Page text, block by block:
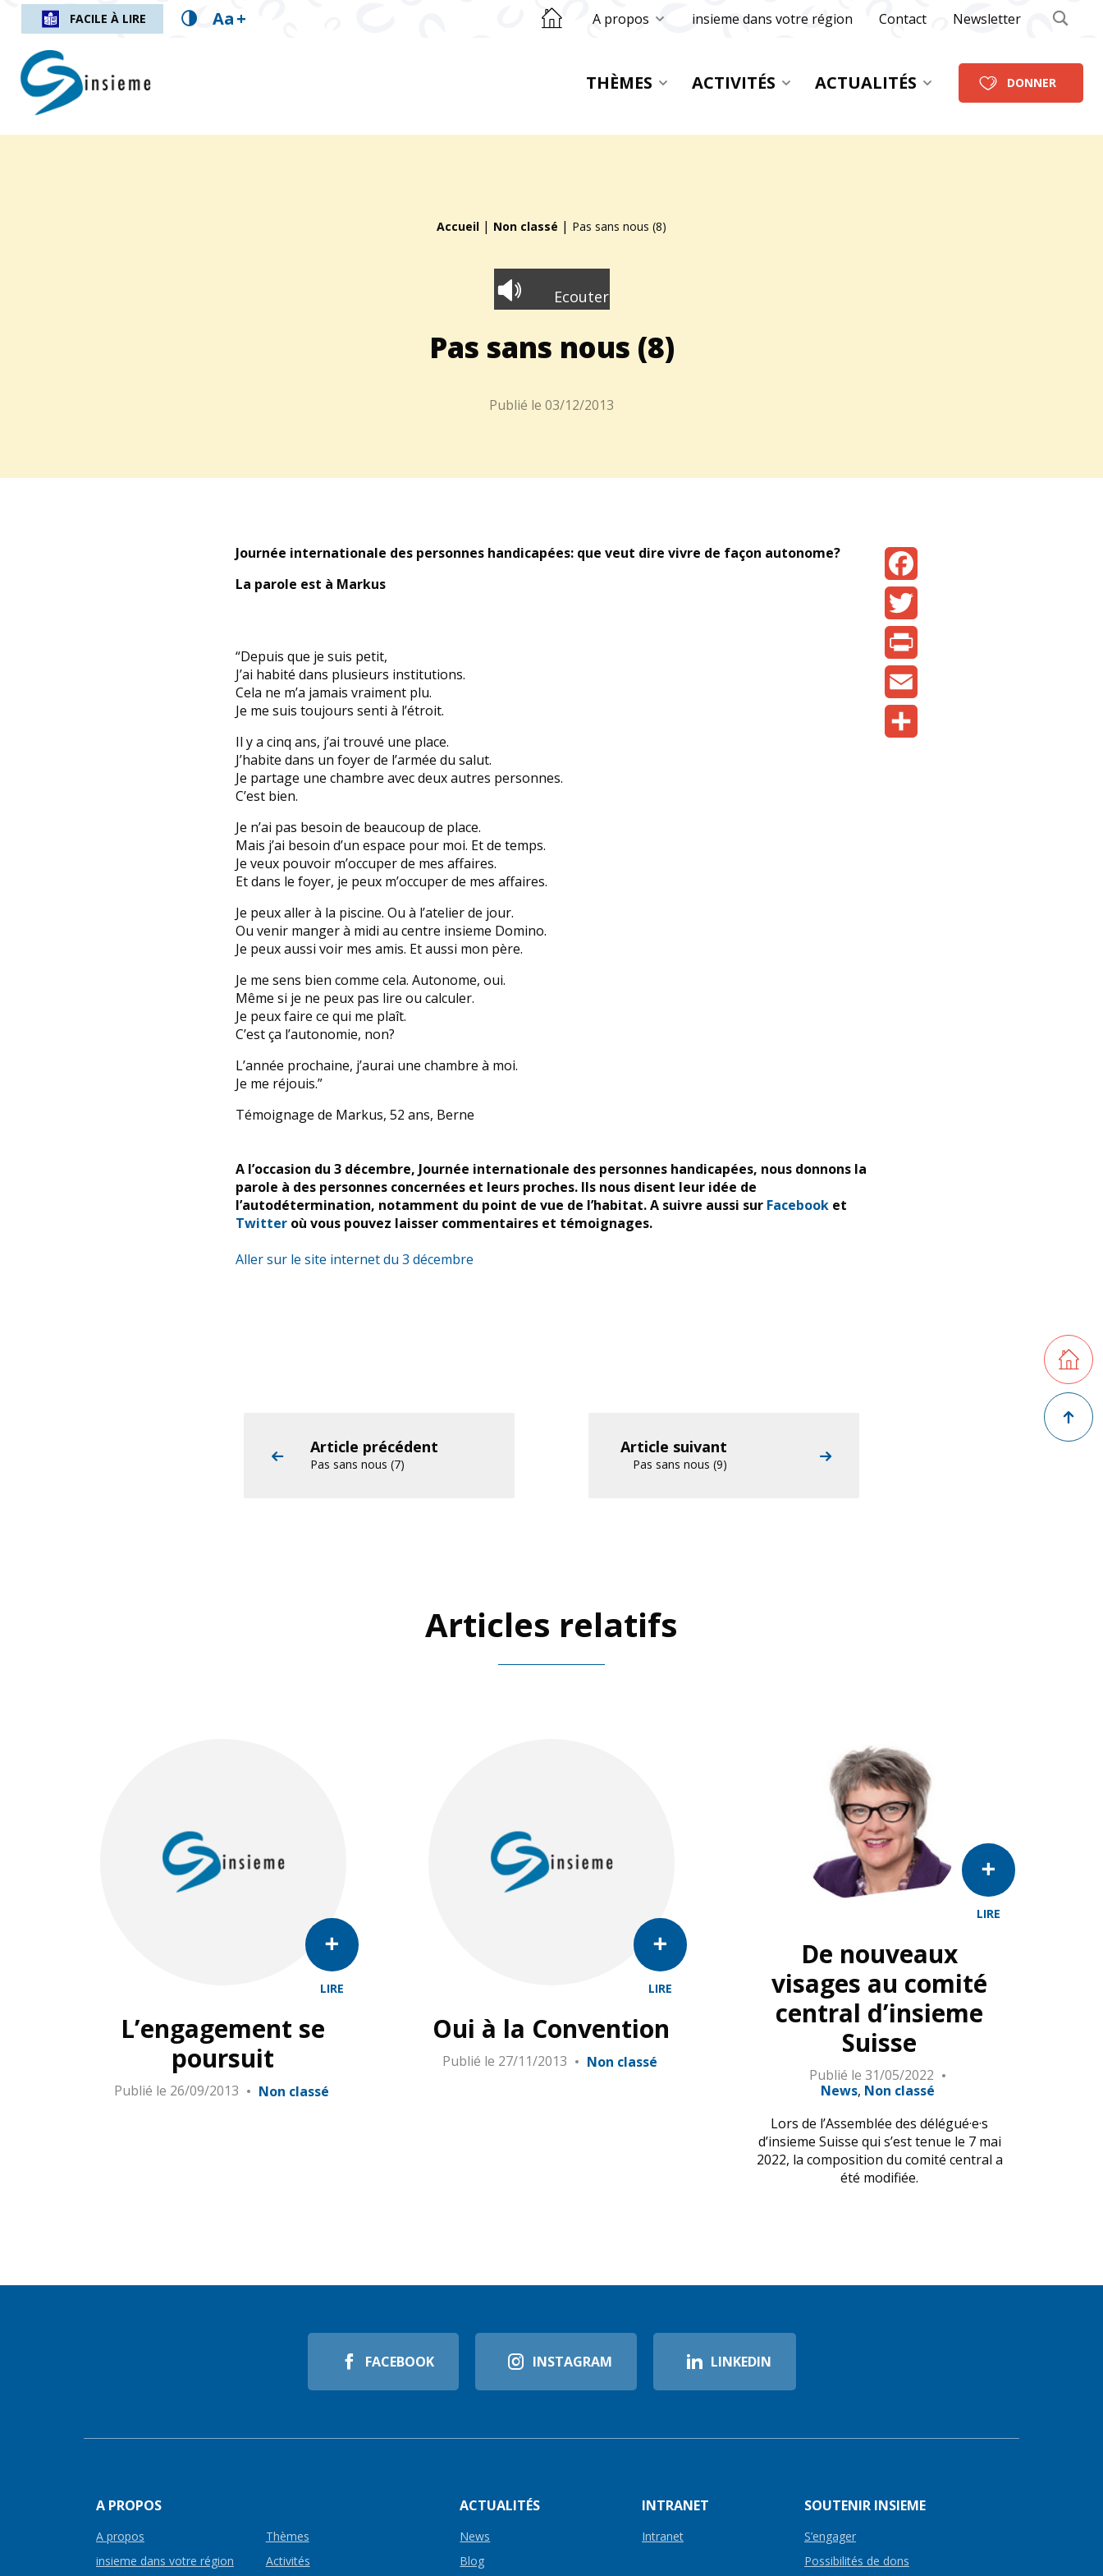
FACILE À LIRE Aa+ Retourner sur la page d'accueil
A propos insieme dans votre région Contact Newsletter
insieme.ch
THÈMES ACTIVITÉS ACTUALITÉS DONNER
Accueil | Non classé | Pas sans nous (8)
Ecouter
Pas sans nous (8)
Publié le 03/12/2013
Facebook
Twitter
Print
Email
Journée internationale des personnes handicapées: que veut dire vivre de façon autonome?
La parole est à Markus
“Depuis que je suis petit,
J’ai habité dans plusieurs institutions.
Cela ne m’a jamais vraiment plu.
Je me suis toujours senti à l’étroit.
Il y a cinq ans, j’ai trouvé une place.
J’habite dans un foyer de l’armée du salut.
Je partage une chambre avec deux autres personnes.
C’est bien.
Je n’ai pas besoin de beaucoup de place.
Mais j’ai besoin d’un espace pour moi. Et de temps.
Je veux pouvoir m’occuper de mes affaires.
Et dans le foyer, je peux m’occuper de mes affaires.
Je peux aller à la piscine. Ou à l’atelier de jour.
Ou venir manger à midi au centre insieme Domino.
Je peux aussi voir mes amis. Et aussi mon père.
Je me sens bien comme cela. Autonome, oui.
Même si je ne peux pas lire ou calculer.
Je peux faire ce qui me plaît.
C’est ça l’autonomie, non?
L’année prochaine, j’aurai une chambre à moi.
Je me réjouis.”
Témoignage de Markus, 52 ans, Berne
A l’occasion du 3 décembre, Journée internationale des personnes handicapées, nous donnons la
parole à des personnes concernées et leurs proches. Ils nous disent leur idée de
l’autodétermination, notamment du point de vue de l’habitat. A suivre aussi sur Facebook et
Twitter où vous pouvez laisser commentaires et témoignages.
Aller sur le site internet du 3 décembre
Article précédent
Pas sans nous (7)
Article suivant
Pas sans nous (9)
Articles relatifs
LIRE
L’engagement se
poursuit
Publié le 26/09/2013 Non classé
LIRE
Oui à la Convention
Publié le 27/11/2013 Non classé
LIRE
De nouveaux
visages au comité
central d’insieme
Suisse
Publié le 31/05/2022
News Non classé
Lors de l’Assemblée des délégué·e·s
d’insieme Suisse qui s’est tenue le 7 mai
2022, la composition du comité central a
été modifiée.
FACEBOOK INSTAGRAM LINKEDIN
A PROPOS
A propos
Thèmes
insieme dans votre région
Activités
ACTUALITÉS
News
Blog
INTRANET
Intranet
SOUTENIR INSIEME
S’engager
Possibilités de dons
Retour